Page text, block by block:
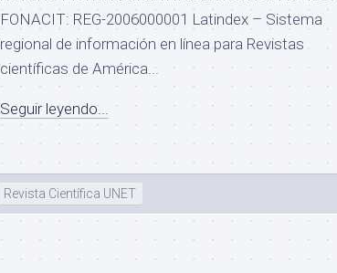
FONACIT: REG-2006000001 Latindex – Sistema
regional de información en línea para Revistas
científicas de América...
Seguir leyendo...
Revista Científica UNET